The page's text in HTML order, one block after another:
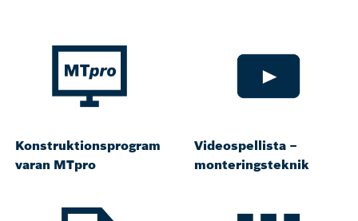
Konstruktionsprogram
varan MTpro
Videospellista –
monteringsteknik